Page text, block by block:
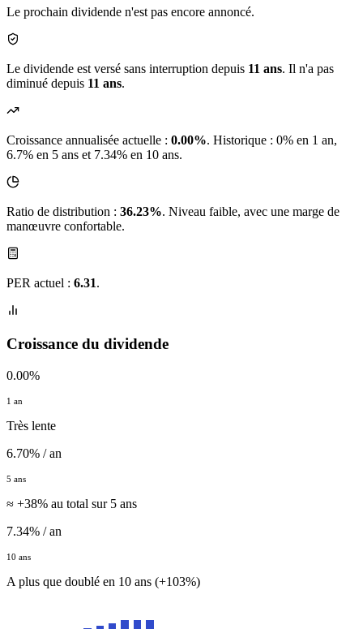
Le prochain dividende n'est pas encore annoncé.
Le dividende est versé sans interruption depuis 11 ans. Il n'a pas
diminué depuis 11 ans.
Croissance annualisée actuelle : 0.00%. Historique : 0% en 1 an,
6.7% en 5 ans et 7.34% en 10 ans.
Ratio de distribution : 36.23%. Niveau faible, avec une marge de
manœuvre confortable.
PER actuel : 6.31.
Croissance du dividende
0.00%
1 an
Très lente
6.70% / an
5 ans
≈ +38% au total sur 5 ans
7.34% / an
10 ans
A plus que doublé en 10 ans (+103%)